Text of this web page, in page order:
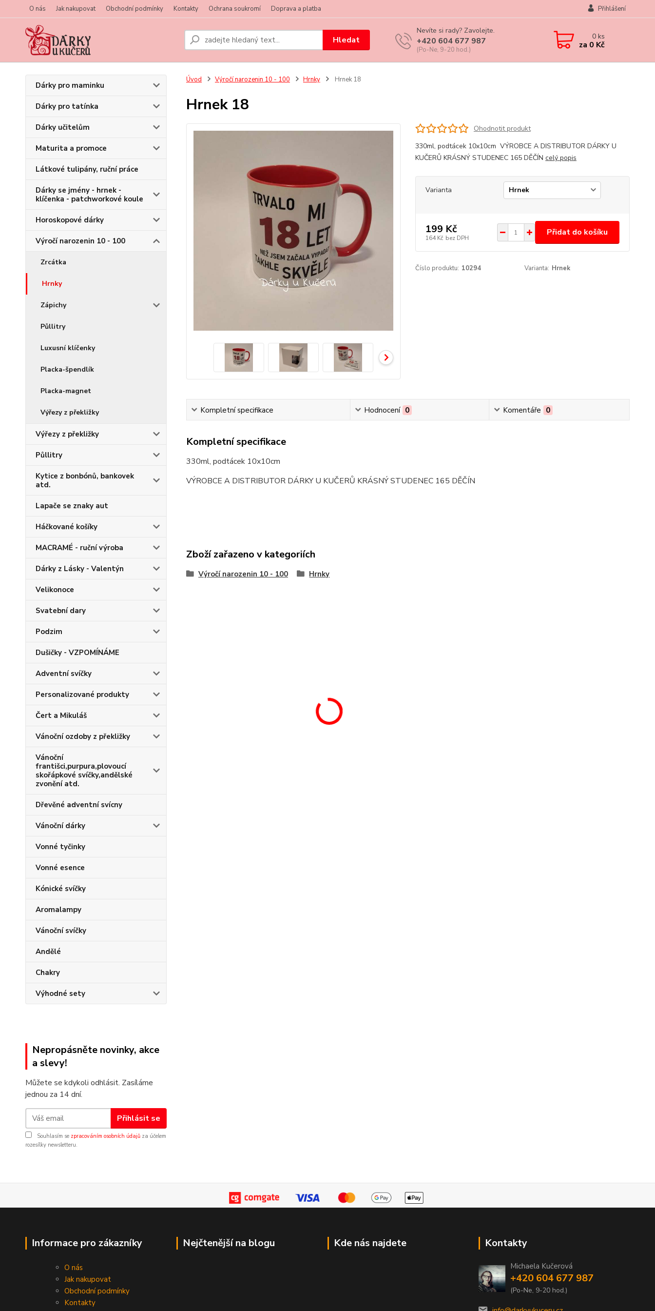
O nás Jak nakupovat Obchodní podmínky Kontakty Ochrana soukromí Doprava a platba Přihlášení
Hledat
Nevíte si rady? Zavolejte.
+420 604 677 987
(Po-Ne, 9-20 hod.)
0ks
za 0 Kč
Dárky pro maminku
Dárky pro tatínka
Dárky učitelům
Maturita a promoce
Látkové tulipány, ruční práce
Dárky se jmény - hrnek -
klíčenka - patchworkové koule
Horoskopové dárky
Výročí narozenin 10 - 100
Zrcátka
Hrnky
Zápichy
Půllitry
Luxusní klíčenky
Placka-špendlík
Placka-magnet
Výřezy z překližky
Výřezy z překližky
Půllitry
Kytice z bonbónů, bankovek
atd.
Lapače se znaky aut
Háčkované košíky
MACRAMÉ - ruční výroba
Dárky z Lásky - Valentýn
Velikonoce
Svatební dary
Podzim
Dušičky - VZPOMÍNÁME
Adventní svíčky
Personalizované produkty
Čert a Mikuláš
Vánoční ozdoby z překližky
Vánoční
františci,purpura,plovoucí
skořápkové svíčky,andělské
zvonění atd.
Dřevěné adventní svícny
Vánoční dárky
Vonné tyčinky
Vonné esence
Kónické svíčky
Aromalampy
Vánoční svíčky
Andělé
Chakry
Výhodné sety
Nepropásněte novinky, akce
a slevy!
Můžete se kdykoli odhlásit. Zasíláme
jednou za 14 dní.
Přihlásit se
Souhlasím se zpracováním osobních údajů za účelem
rozesílky newsletteru.
Úvod Výročí narozenin 10 - 100 Hrnky Hrnek 18
Hrnek 18
Ohodnotit produkt
330ml, podtácek 10x10cm VÝROBCE A DISTRIBUTOR DÁRKY U
KUČERŮ KRÁSNÝ STUDENEC 165 DĚČÍN celý popis
Varianta
199 Kč
164 Kč bez DPH
Přidat do košíku
Číslo produktu: 10294 Varianta: Hrnek
Kompletní specifikace Hodnocení 0 Komentáře 0
Kompletní specifikace
330ml, podtácek 10x10cm
VÝROBCE A DISTRIBUTOR DÁRKY U KUČERŮ KRÁSNÝ STUDENEC 165 DĚČÍN
Zboží zařazeno v kategoriích
Výročí narozenin 10 - 100 Hrnky
Informace pro zákazníky
O nás
Jak nakupovat
Obchodní podmínky
Kontakty
Nejčtenější na blogu Kde nás najdete Kontakty
Michaela Kučerová
+420 604 677 987
(Po-Ne, 9-20 hod.)